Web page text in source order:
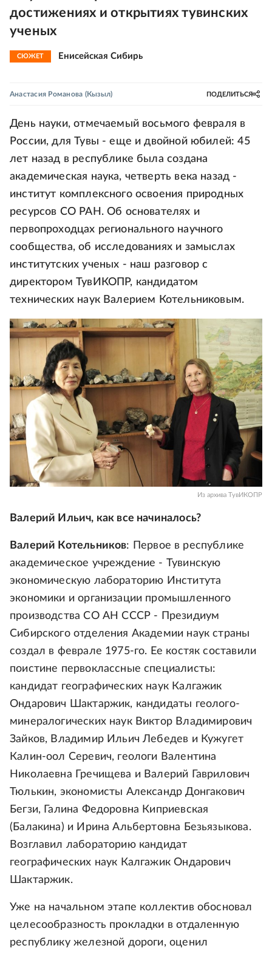
достижениях и открытиях тувинских
ученых
СЮЖЕТ Енисейская Сибирь
Анастасия Романова (Кызыл) ПОДЕЛИТЬСЯ
День науки, отмечаемый восьмого февраля в
России, для Тувы - еще и двойной юбилей: 45
лет назад в республике была создана
академическая наука, четверть века назад -
институт комплексного освоения природных
ресурсов СО РАН. Об основателях и
первопроходцах регионального научного
сообщества, об исследованиях и замыслах
институтских ученых - наш разговор с
директором ТувИКОПР, кандидатом
технических наук Валерием Котельниковым.
Из архива ТувИКОПР
Валерий Ильич, как все начиналось?
Валерий Котельников: Первое в республике
академическое учреждение - Тувинскую
экономическую лабораторию Института
экономики и организации промышленного
производства СО АН СССР - Президиум
Сибирского отделения Академии наук страны
создал в феврале 1975-го. Ее костяк составили
поистине первоклассные специалисты:
кандидат географических наук Калгажик
Ондарович Шактаржик, кандидаты геолого-
минералогических наук Виктор Владимирович
Зайков, Владимир Ильич Лебедев и Кужугет
Калин-оол Серевич, геологи Валентина
Николаевна Гречищева и Валерий Гаврилович
Тюлькин, экономисты Александр Донгакович
Бегзи, Галина Федоровна Киприевская
(Балакина) и Ирина Альбертовна Безьязыкова.
Возглавил лабораторию кандидат
географических наук Калгажик Ондарович
Шактаржик.
Уже на начальном этапе коллектив обосновал
целесообразность прокладки в отдаленную
республику железной дороги, оценил